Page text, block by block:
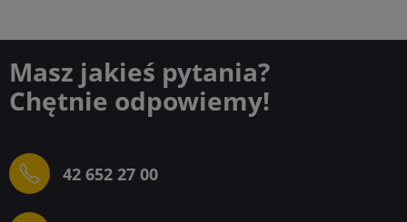
Masz jakieś pytania?
Chętnie odpowiemy!
42 652 27 00